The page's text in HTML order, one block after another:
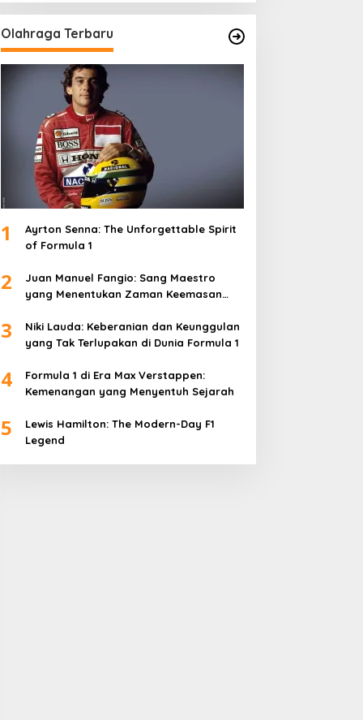
Olahraga Terbaru
1
Ayrton Senna: The Unforgettable Spirit
of Formula 1
2
Juan Manuel Fangio: Sang Maestro
yang Menentukan Zaman Keemasan
3
Niki Lauda: Keberanian dan Keunggulan
yang Tak Terlupakan di Dunia Formula 1
4
Formula 1 di Era Max Verstappen:
Kemenangan yang Menyentuh Sejarah
5
Lewis Hamilton: The Modern-Day F1
Legend